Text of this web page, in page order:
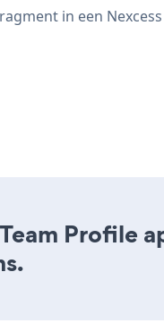
in een
Profile